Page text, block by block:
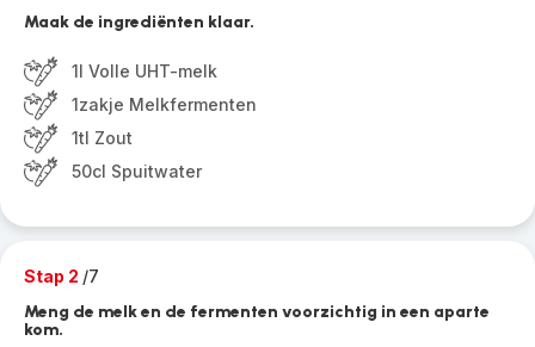
Maak de ingrediënten klaar.
1l Volle UHT-melk
1zakje Melkfermenten
1tl Zout
50cl Spuitwater
Stap 2 /7
Meng de melk en de fermenten voorzichtig in een aparte
kom.